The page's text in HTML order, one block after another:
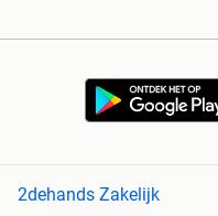
2dehands Zakelijk